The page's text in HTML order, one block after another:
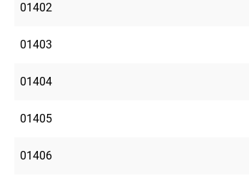
01402
01403
01404
01405
01406